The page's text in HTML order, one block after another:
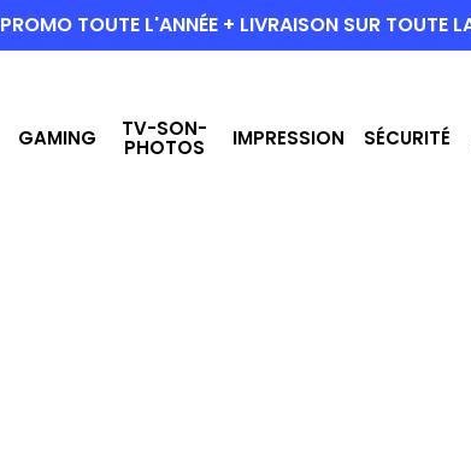
PROMO TOUTE L'ANNÉE + LIVRAISON SUR TOUTE
GAMING TV-SON-
PHOTOS IMPRESSION SÉCURITÉ